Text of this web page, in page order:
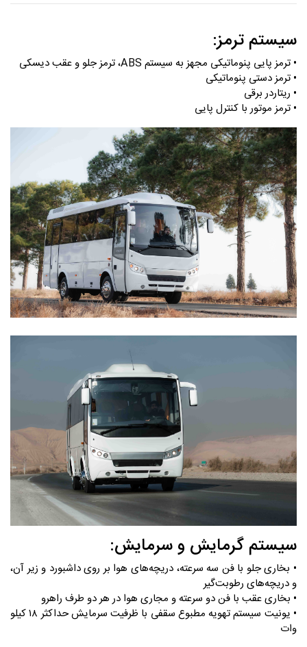
سیستم ترمز:
• ترمز پایی پنوماتیکی مجهز به سیستم ABS، ترمز جلو و عقب دیسکی
• ترمز دستی پنوماتیکی
• ریتاردر برقی
• ترمز موتور با کنترل پایی
سیستم گرمایش و سرمایش:
• بخاری جلو با فن سه سرعته، دریچه‌های هوا بر روی داشبورد و زیر آن،
و دریچه‌های رطوبت‌گیر
• بخاری عقب با فن دو سرعته و مجاری هوا در هر دو طرف راهرو
• یونیت سیستم تهویه مطبوع سقفی با ظرفیت سرمایش حداکثر ۱۸ کیلو
وات